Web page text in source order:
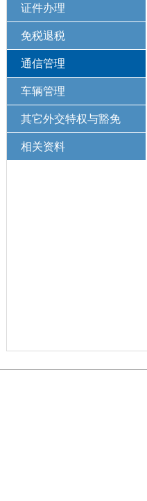
证件办理
免税退税
通信管理
车辆管理
其它外交特权与豁免
相关资料